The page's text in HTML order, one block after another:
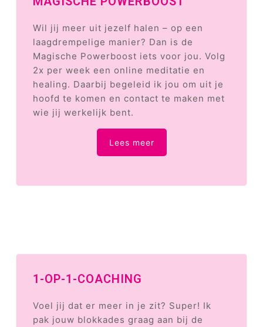
Wil jij meer uit jezelf halen – op een
laagdrempelige manier? Dan is de
Magische Powerboost iets voor jou. Volg
2x per week een online meditatie en
healing. Daarbij begeleid ik jou om uit je
hoofd te komen en contact te maken met
wie jij werkelijk bent.
Lees meer
1-OP-1-COACHING
Voel jij dat er meer in je zit? Super! Ik
pak jouw blokkades graag aan bij de